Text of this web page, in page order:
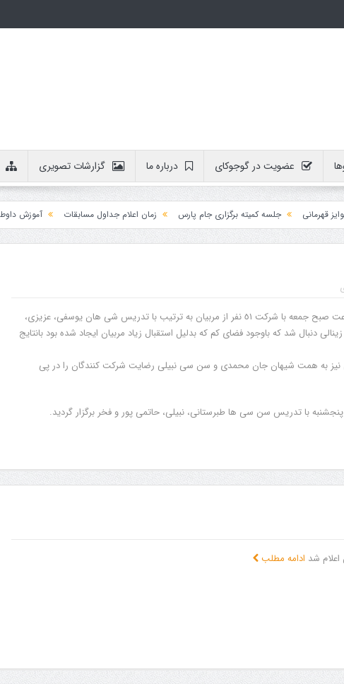
عضویت در گوجوکای درباره ما گزارشات تصویری
جلسه کمیته برگزاری جام پارس زمان اعلام جداول مسابقات آموزش داوطلبان
استاژ فنى آقايان بمدت ٤ساعت صبح جمعه با شركت ٥١ نفر از مربيان به ترتيب با تدريس شى هان يوسفى، عزيزى،
زينالى دنبال شد كه باوجود فضاى كم كه بدليل استقبال زياد مربيان ايجاد شده بود بانتايج
نيز به همت شيهان جان محمدى و سن سى نبيلى رضايت شركت كنندگان را در پى
پنجشنبه با تدريس سن سى ها طبرستانى، نبيلى، حاتمى پور و فخر برگزار گرديد.
ادامه مطلب